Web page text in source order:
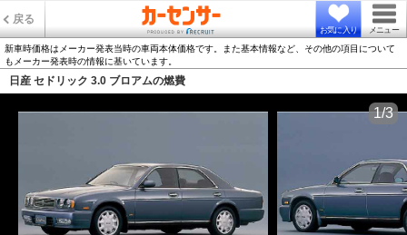
戻る
お気に入り メニュー
新車時価格はメーカー発表当時の車両本体価格です。また基本情報など、その他の項目について
もメーカー発表時の情報に基いています。
日産 セドリック 3.0 ブロアムの燃費
1/3